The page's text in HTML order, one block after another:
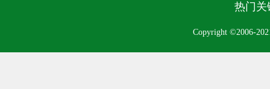
热门
Copyright ©2006-